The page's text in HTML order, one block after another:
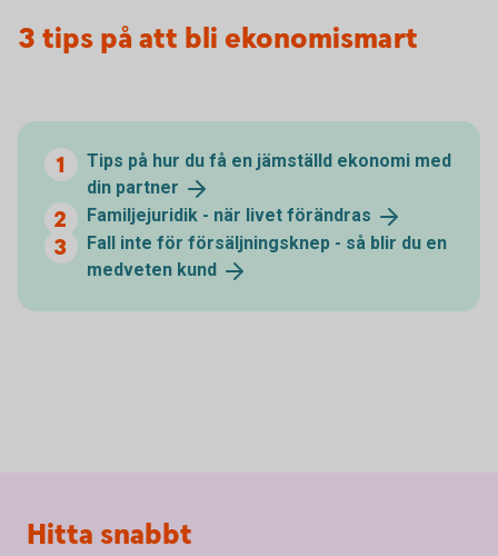
3 tips på att bli ekonomismart
Tips på hur du få en jämställd ekonomi med
din partner
Familjejuridik - när livet förändras
Fall inte för försäljningsknep - så blir du en
medveten kund
Sidfot
Hitta snabbt